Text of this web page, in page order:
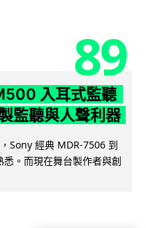
89
入耳式監聽
監聽與人聲利器
Sony 經典 MDR-7506 到
。而現在舞台製作者與創